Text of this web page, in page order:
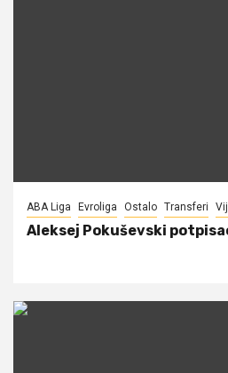
ABA Liga Evroliga Ostalo Transferi
Aleksej Pokuševski